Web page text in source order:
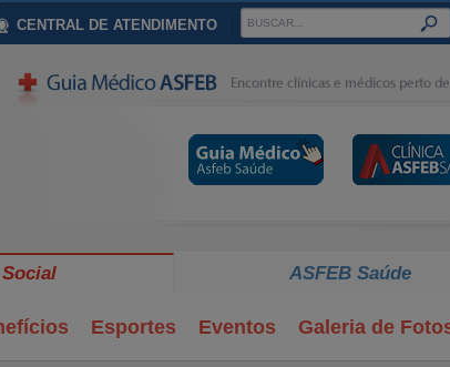
CENTRAL DE ATENDIMENTO
ASFEB Saúde
Esportes Eventos Galeria de